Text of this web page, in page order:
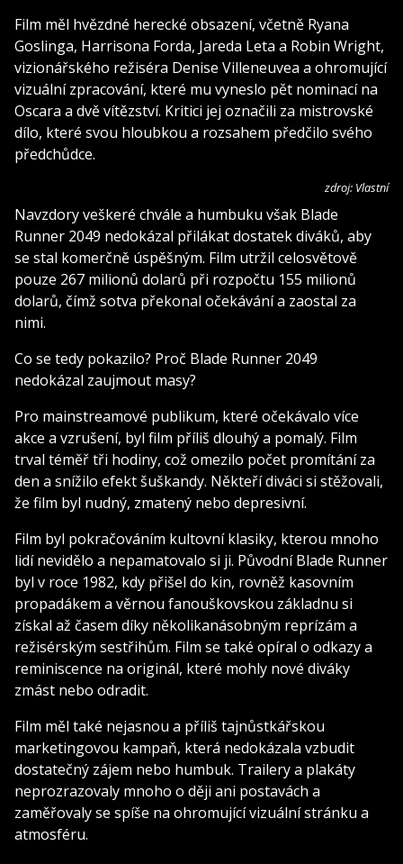
Film měl hvězdné herecké obsazení, včetně Ryana
Goslinga, Harrisona Forda, Jareda Leta a Robin Wright,
vizionářského režiséra Denise Villeneuvea a ohromující
vizuální zpracování, které mu vyneslo pět nominací na
Oscara a dvě vítězství. Kritici jej označili za mistrovské
dílo, které svou hloubkou a rozsahem předčilo svého
předchůdce.
zdroj: Vlastní
Navzdory veškeré chvále a humbuku však Blade
Runner 2049 nedokázal přilákat dostatek diváků, aby
se stal komerčně úspěšným. Film utržil celosvětově
pouze 267 milionů dolarů při rozpočtu 155 milionů
dolarů, čímž sotva překonal očekávání a zaostal za
nimi.
Co se tedy pokazilo? Proč Blade Runner 2049
nedokázal zaujmout masy?
Pro mainstreamové publikum, které očekávalo více
akce a vzrušení, byl film příliš dlouhý a pomalý. Film
trval téměř tři hodiny, což omezilo počet promítání za
den a snížilo efekt šuškandy. Někteří diváci si stěžovali,
že film byl nudný, zmatený nebo depresivní.
Film byl pokračováním kultovní klasiky, kterou mnoho
lidí nevidělo a nepamatovalo si ji. Původní Blade Runner
byl v roce 1982, kdy přišel do kin, rovněž kasovním
propadákem a věrnou fanouškovskou základnu si
získal až časem díky několikanásobným reprízám a
režisérským sestřihům. Film se také opíral o odkazy a
reminiscence na originál, které mohly nové diváky
zmást nebo odradit.
Film měl také nejasnou a příliš tajnůstkářskou
marketingovou kampaň, která nedokázala vzbudit
dostatečný zájem nebo humbuk. Trailery a plakáty
neprozrazovaly mnoho o ději ani postavách a
zaměřovaly se spíše na ohromující vizuální stránku a
atmosféru.